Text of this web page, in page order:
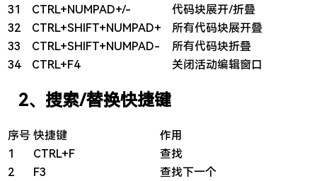
31 CTRL+NUMPAD+/-
代码块展开/折叠
32
CTRL+SHIFT+NUMPAD+
所有代码块展开叠
33
CTRL+SHIFT+NUMPAD-
所有代码块折叠
34
CTRL+F4 关闭活动编辑窗口
2、搜索/替换快捷键
序号快捷键
作用
1
CTRL+F
查找
2
F3
查找下一个